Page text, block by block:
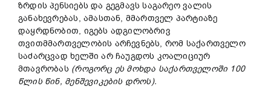
ზრდის პენსიებს და გეგმავს საგარეო ვალის
განახევრებას, ამასთან, მმართველ პარტიაზე
დაყრდნობით, იგებს ადგილობრივ
თვითმმართველობის არჩევნებს, რომ საქართველო
საძარცვად ხელში არ ჩაუგდოს კოალიციურ
მთავრობას (როგორც ეს მოხდა საქართველოში 100
წლის წინ, მენშევიკების დროს).